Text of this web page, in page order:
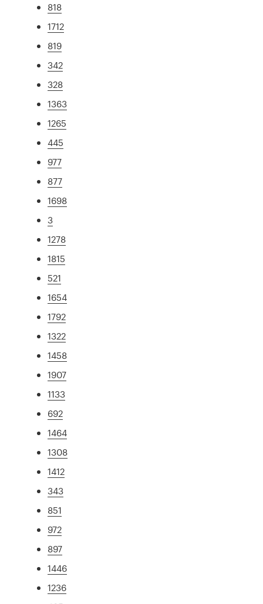
818
1712
819
342
328
1363
1265
445
977
877
1698
3
1278
1815
521
1654
1792
1322
1458
1907
1133
692
1464
1308
1412
343
851
972
897
1446
1236